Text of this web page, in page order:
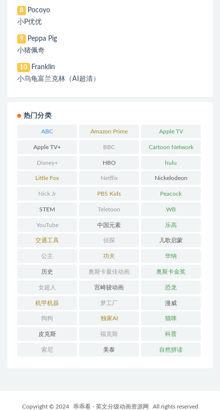
8
Pocoyo
小P优优
9
Peppa Pig
小猪佩奇
10
Franklin
小乌龟富兰克林（AI超清）
热门分类
ABC Amazon Prime Apple TV
Apple TV+ BBC Cartoon Network
Disney+ HBO hulu
Little Fox Netflix Nickelodeon
Nick Jr PBS Kids Peacock
STEM Teletoon WB
YouTube 中国元素 乐高
交通工具 侦探 儿歌启蒙
公主 功夫 华纳
历史 奥斯卡最佳动画 奥斯卡金奖
女超人 宫崎骏动画 恐龙
机甲机器 梦工厂 漫威
狗狗 独家AI 猫咪
皮克斯 福克斯 科普
索尼 美泰 自然拼读
Copyright © 2024 乖乖看 - 英文分级动画资源网 All rights reserved